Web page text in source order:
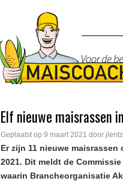
Elf nieuwe maisrassen
Geplaatst op 9 maart 2021 door jlentz
Er zijn 11 nieuwe
2021. Dit meldt de
waarin Brancheorganisatie